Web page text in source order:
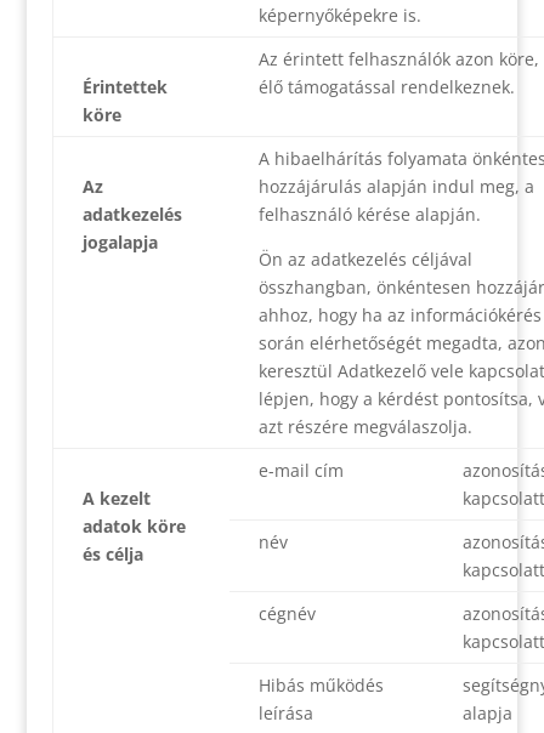
képernyőképekre is.
Érintettek
köre
Az érintett felhasználók azon köre,
élő támogatással rendelkeznek.
Az
adatkezelés
jogalapja
A hibaelhárítás folyamata
hozzájárulás alapján indul meg, a
felhasználó kérése alapján.
Ön az adatkezelés céljával
összhangban, önkéntesen
ahhoz, hogy ha az információkérés
során elérhetőségét megadta,
keresztül Adatkezelő vele
lépjen, hogy a kérdést pontosítsa,
azt részére megválaszolja.
A kezelt
adatok köre
és célja
e-mail cím
név
cégnév
Hibás működés
leírása
alapja